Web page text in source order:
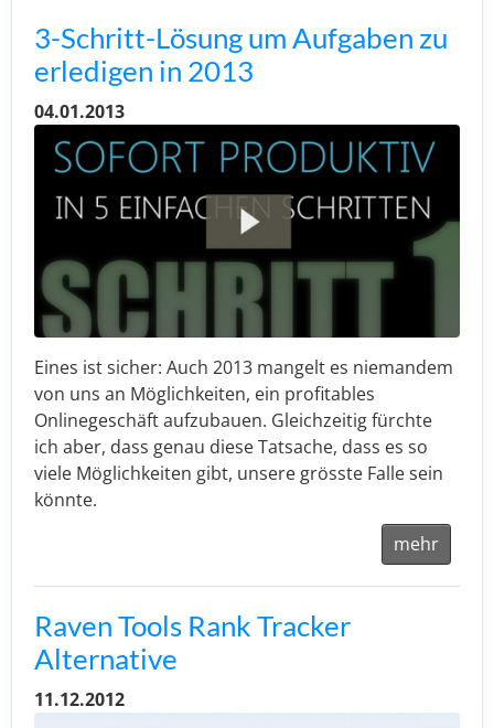
3-Schritt-Lösung um Aufgaben zu
erledigen in 2013
04.01.2013
Eines ist sicher: Auch 2013 mangelt es niemandem
von uns an Möglichkeiten, ein profitables
Onlinegeschäft aufzubauen. Gleichzeitig fürchte
ich aber, dass genau diese Tatsache, dass es so
viele Möglichkeiten gibt, unsere grösste Falle sein
könnte.
mehr
Raven Tools Rank Tracker
Alternative
11.12.2012